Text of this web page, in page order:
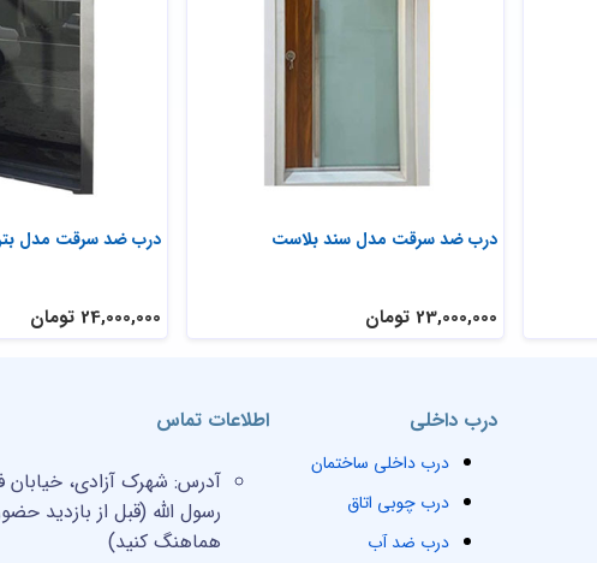
درب ضد سرقت مدل
24,000,000 تومان
درب ضد سرقت مدل سند بلاست
23,000,000 تومان
درب داخلی
درب داخلی ساختمان
درب چوبی اتاق
درب ضد آب
اطلاعات تماس
آدرس: شهرک آزادی، خیابان
رسول الله (قبل از بازدید
هماهنگ کنید)